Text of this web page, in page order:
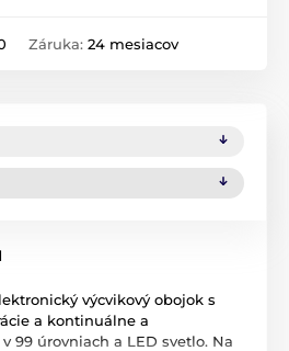
Záruka: 24 mesiacov
výcvikový obojok s
a kontinuálne a
v 99 úrovniach a LED svetlo. Na